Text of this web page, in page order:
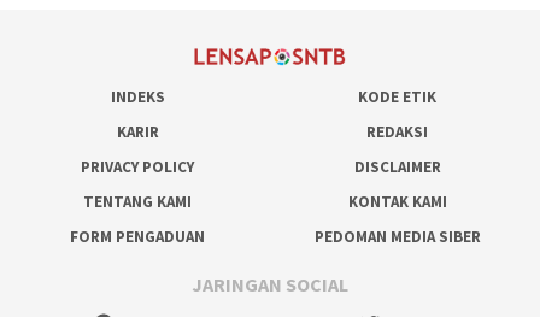
INDEKS
KODE ETIK
KARIR
REDAKSI
PRIVACY POLICY
DISCLAIMER
TENTANG KAMI
KONTAK KAMI
FORM PENGADUAN
PEDOMAN MEDIA SIBER
JARINGAN SOCIAL